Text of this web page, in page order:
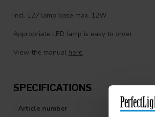
incl. E27 lamp base max. 12W
Appropriate LED lamp is easy to order
View the manual here
SPECIFICATIONS
Article number